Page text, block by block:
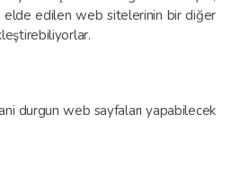
elde edilen web sitelerinin bir diğer
durgun web sayfaları yapabilecek